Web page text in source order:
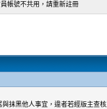
帳號不共用，請重新註冊
抹黑他人事宜，違者若經版主查